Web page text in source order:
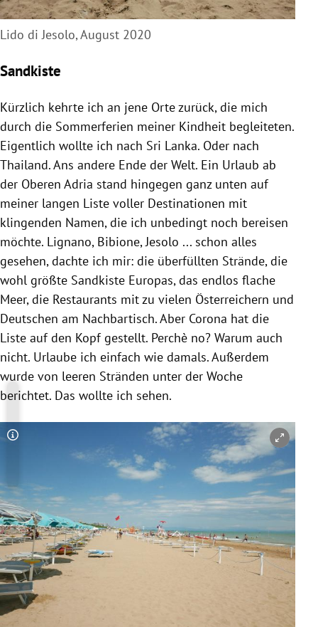
Lido di Jesolo, August 2020
Sandkiste
Kürzlich kehrte ich an jene Orte zurück, die mich
durch die Sommerferien meiner Kindheit begleiteten.
Eigentlich wollte ich nach Sri Lanka. Oder nach
Thailand. Ans andere Ende der Welt. Ein Urlaub ab
der Oberen Adria stand hingegen ganz unten auf
meiner langen Liste voller Destinationen mit
klingenden Namen, die ich unbedingt noch bereisen
möchte. Lignano, Bibione, Jesolo ... schon alles
gesehen, dachte ich mir: die überfüllten Strände, die
wohl größte Sandkiste Europas, das endlos flache
Meer, die Restaurants mit zu vielen Österreichern und
Deutschen am Nachbartisch. Aber Corona hat die
Liste auf den Kopf gestellt. Perchè no? Warum auch
nicht. Urlaube ich einfach wie damals. Außerdem
wurde von leeren Stränden unter der Woche
berichtet. Das wollte ich sehen.
Copyright-Hinweis öffnen/schließen